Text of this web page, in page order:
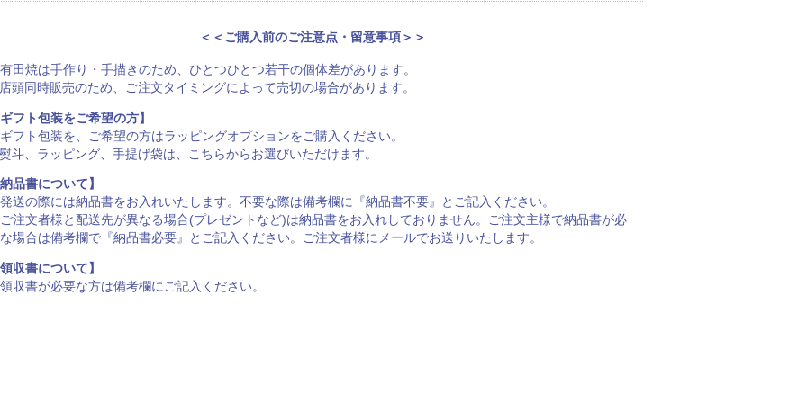
＜＜ご購入前のご注意点・留意事項＞＞
田焼は手作り・手描きのため、ひとつひとつ若干の個体差があります。
頭同時販売のため、ご注文タイミングによって売切の場合があります。
ギフト包装をご希望の方】
フト包装を、ご希望の方はラッピングオプションをご購入ください。
斗、ラッピング、手提げ袋は、
こちらからお選びいただけます 。
納品書について】
送の際には納品書をお入れいたします。不要な際は備考欄に『納品書不要』とご記入ください。
注文者様と配送先が異なる場合(プレゼントなど)は納品書をお入れしておりません。ご注文主様で納品書が必
場合は備考欄で『納品書必要』とご記入ください。ご注文者様にメールでお送りいたします。
領収書について】
収書が必要な方は備考欄にご記入ください。